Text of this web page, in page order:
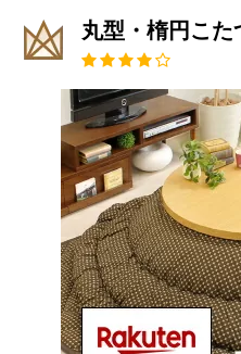
丸型・楕円こた